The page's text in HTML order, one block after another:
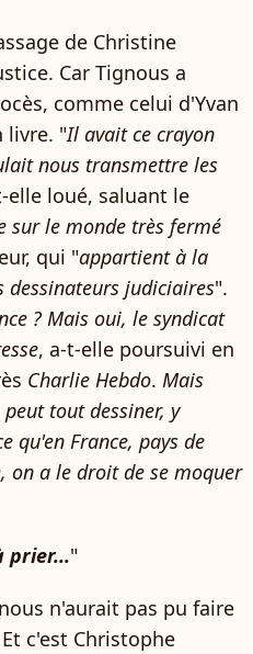
de Christine
Car Tignous a
comme celui d'Yvan
livre. "Il avait ce crayon
nous transmettre les
elle loué, saluant le
sur le monde très fermé
qui "appartient à la
dessinateurs judiciaires".
? Mais oui, le syndicat
, a-t-elle poursuivi en
Charlie Hebdo. Mais
tout dessiner, y
qu'en France, pays de
on a le droit de se moquer
prier..."
n'aurait pas pu faire
c'est Christophe